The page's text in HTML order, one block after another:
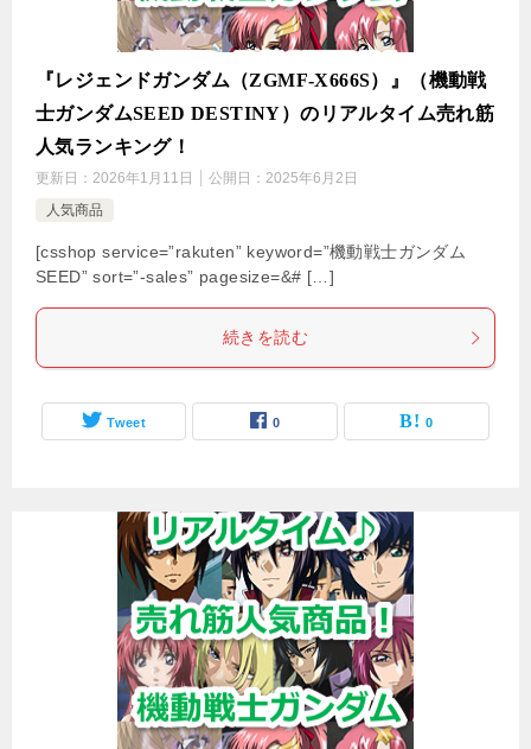
『レジェンドガンダム（ZGMF-X666S）』（機動戦
士ガンダムSEED DESTINY）のリアルタイム売れ筋
人気ランキング！
更新日： 2026年1月11日 公開日： 2025年6月2日
人気商品
[csshop service=”rakuten” keyword=”機動戦士ガンダム
SEED” sort=”-sales” pagesize=&# […]
続きを読む
Tweet 0 0